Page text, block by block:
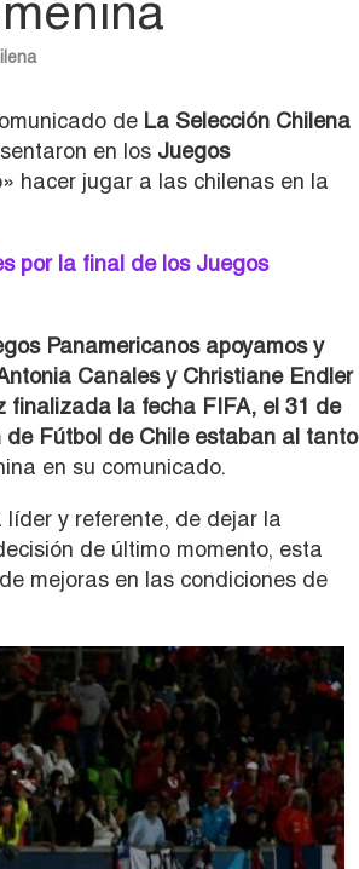
de La Selección Chilena
en los Juegos
hacer jugar a las chilenas en la
por la final de los Juegos
Panamericanos apoyamos y
Canales y Christiane Endler
finalizada la fecha FIFA, el 31 de
de Fútbol de Chile estaban al tanto
en su comunicado.
y referente, de dejar la
de último momento, esta
mejoras en las condiciones de